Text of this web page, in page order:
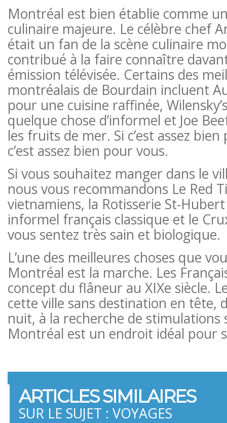
Montréal est bien établie comme
culinaire majeure. Le célèbre chef
était un fan de la scène culinaire
contribué à la faire connaître
émission télévisée. Certains des
montréalais de Bourdain incluent
pour une cuisine raffinée,
quelque chose d’informel et Joe
les fruits de mer. Si c’est assez
c’est assez bien pour vous.
Si vous souhaitez manger dans le
nous vous recommandons Le Red
vietnamiens, la Rotisserie St-
informel français classique et le
vous sentez très sain et biologique.
L’une des meilleures choses que
Montréal est la marche. Les
concept du flâneur au XIXe siècle.
cette ville sans destination en tête,
nuit, à la recherche de stimulations
Montréal est un endroit idéal pour
ARTICLES SIMILAIRES
SUR LE SUJET : VOYAGES